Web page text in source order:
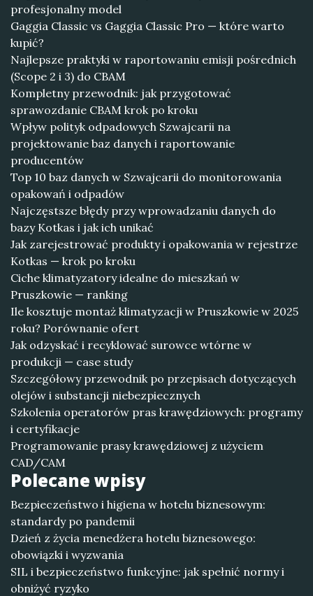
profesjonalny model
Gaggia Classic vs Gaggia Classic Pro — które warto
kupić?
Najlepsze praktyki w raportowaniu emisji pośrednich
(Scope 2 i 3) do CBAM
Kompletny przewodnik: jak przygotować
sprawozdanie CBAM krok po kroku
Wpływ polityk odpadowych Szwajcarii na
projektowanie baz danych i raportowanie
producentów
Top 10 baz danych w Szwajcarii do monitorowania
opakowań i odpadów
Najczęstsze błędy przy wprowadzaniu danych do
bazy Kotkas i jak ich unikać
Jak zarejestrować produkty i opakowania w rejestrze
Kotkas — krok po kroku
Ciche klimatyzatory idealne do mieszkań w
Pruszkowie — ranking
Ile kosztuje montaż klimatyzacji w Pruszkowie w 2025
roku? Porównanie ofert
Jak odzyskać i recyklować surowce wtórne w
produkcji — case study
Szczegółowy przewodnik po przepisach dotyczących
olejów i substancji niebezpiecznych
Szkolenia operatorów pras krawędziowych: programy
i certyfikacje
Programowanie prasy krawędziowej z użyciem
CAD/CAM
Polecane wpisy
Bezpieczeństwo i higiena w hotelu biznesowym:
standardy po pandemii
Dzień z życia menedżera hotelu biznesowego:
obowiązki i wyzwania
SIL i bezpieczeństwo funkcyjne: jak spełnić normy i
obniżyć ryzyko